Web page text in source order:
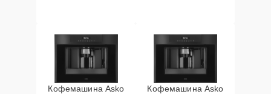
Кофемашина Asko
Кофемашина Asko